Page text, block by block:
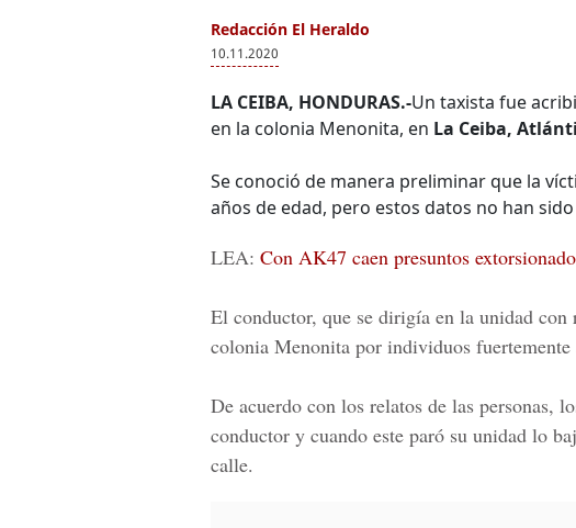
Redacción El Heraldo
10.11.2020
LA CEIBA, HONDURAS.-Un taxista fue
en la colonia Menonita, en La Ceiba,
Se conoció de manera preliminar que la
años de edad, pero estos datos no han
LEA: Con AK47 caen presuntos
El conductor, que se dirigía en la unidad con
colonia Menonita por individuos fuertemente
De acuerdo con los relatos de las personas,
conductor y cuando este paró su unidad lo
calle.